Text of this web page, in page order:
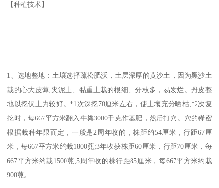
【种植技术】
1、选地整地：土壤选择疏松肥沃，土层深厚的黄沙土，因为黑沙土
栽的心大皮薄;夹泥土、黏重土栽的根细、分枝多，易发烂。丹皮整
地以挖伏土为较好。*1次深挖70厘米左右，使土壤充分晒枯;*2次复
挖时，每667平方米翻入牛粪3000千克作基肥，然后打穴。穴的稀密
根据栽种年限而定，一般是2周年收的，株距约54厘米，行距67厘
米，每667平方米约栽1800蔸;3年收获株距60厘米，行距70厘米，每
667平方米约栽1500蔸;5周年收的株行距85厘米，每667平方米约栽
900蔸。